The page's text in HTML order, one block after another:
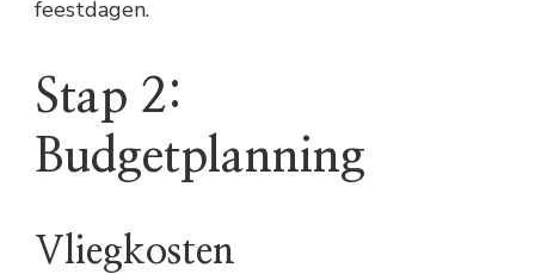
feestdagen.
Stap 2:
Budgetplanning
Vliegkosten